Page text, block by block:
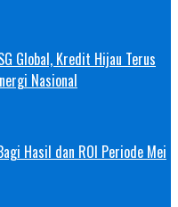
Global, Kredit Hijau Terus
Nasional
Hasil dan ROI Periode Mei